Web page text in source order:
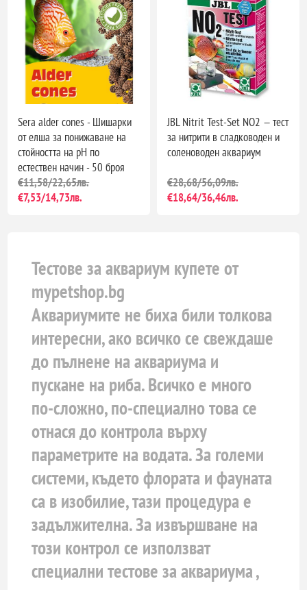
Sera alder cones - Шишарки
от елша за понижаване на
стойността на рН по
естествен начин - 50 броя
€11,58/22,65лв.
€7,53/14,73лв.
JBL Nitrit Test-Set NO2 — тест
за нитрити в сладководен и
соленоводен аквариум
€28,68/56,09лв.
€18,64/36,46лв.
Тестове за аквариум купете от
mypetshop.bg
Аквариумите не биха били толкова
интересни, ако всичко се свеждаше
до пълнене на аквариума и
пускане на риба. Всичко е много
по-сложно, по-специално това се
отнася до контрола върху
параметрите на водата. За големи
системи, където флората и фауната
са в изобилие, тази процедура е
задължителна. За извършване на
този контрол се използват
специални тестове за аквариума ,